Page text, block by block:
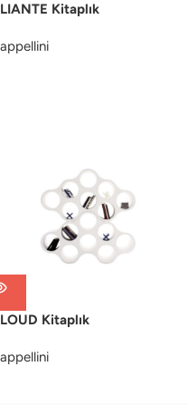
Kitaplık
Kitaplık